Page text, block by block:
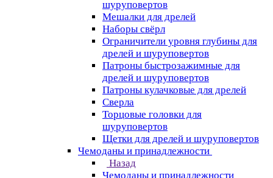
шуруповертов
Мешалки для дрелей
Наборы свёрл
Ограничители уровня глубины для
дрелей и шуруповертов
Патроны быстрозажимные для
дрелей и шуруповертов
Патроны кулачковые для дрелей
Сверла
Торцовые головки для
шуруповертов
Щетки для дрелей и шуруповертов
Чемоданы и принадлежности
Назад
Чемоданы и принадлежности